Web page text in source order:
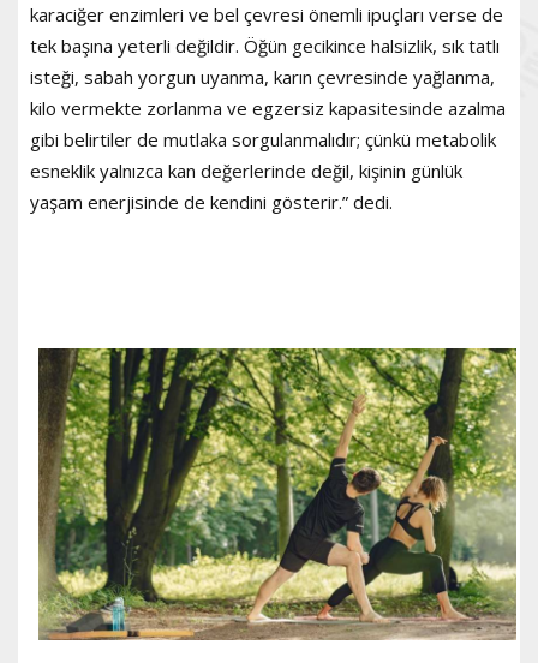
karaciğer enzimleri ve bel çevresi önemli ipuçları verse de
tek başına yeterli değildir. Öğün gecikince halsizlik, sık tatlı
isteği, sabah yorgun uyanma, karın çevresinde yağlanma,
kilo vermekte zorlanma ve egzersiz kapasitesinde azalma
gibi belirtiler de mutlaka sorgulanmalıdır; çünkü metabolik
esneklik yalnızca kan değerlerinde değil, kişinin günlük
yaşam enerjisinde de kendini gösterir.” dedi.